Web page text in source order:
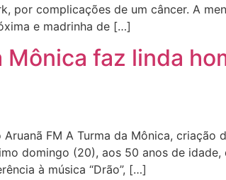
por complicações de um câncer. A
e madrinha de […]
Mônica faz linda
Aruanã FM A Turma da Mônica,
domingo (20), aos 50 anos de
à música “Drão”, […]